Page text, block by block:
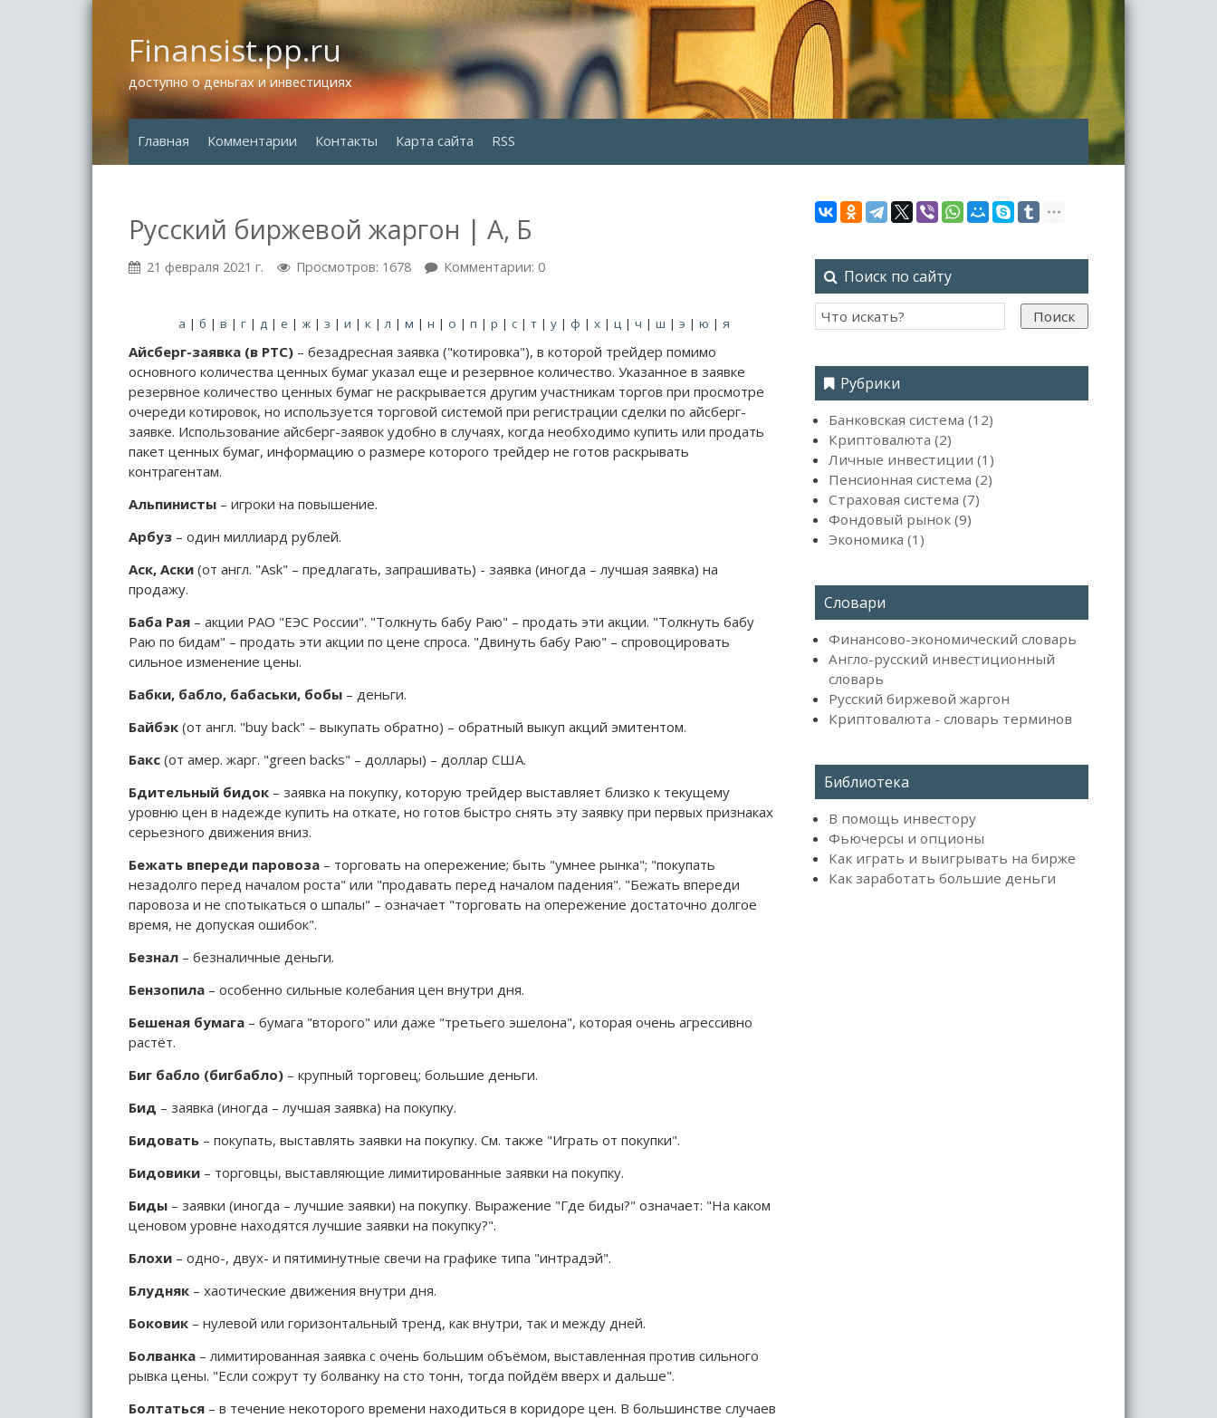
Finansist.pp.ru
доступно о деньгах и инвестициях
Главная Комментарии Контакты Карта сайта RSS
Русский биржевой жаргон | А, Б
21 февраля 2021 г. Просмотров: 1678 Комментарии: 0
а | б | в | г| д| е | ж| з | и | к|л | м | н | о | п | р | с| т| у| ф | х| ц| ч | ш | э | ю | я
Айсберг-заявка (в РТС) – безадресная заявка ("котировка"), в которой трейдер помимо
основного количества ценных бумаг указал еще и резервное количество. Указанное в заявке
резервное количество ценных бумаг не раскрывается другим участникам торгов при просмотре
очереди котировок, но используется торговой системой при регистрации сделки по айсберг-
заявке. Использование айсберг-заявок удобно в случаях, когда необходимо купить или продать
пакет ценных бумаг, информацию о размере которого трейдер не готов раскрывать
контрагентам.
Альпинисты – игроки на повышение.
Арбуз – один миллиард рублей.
Аск, Аски (от англ. "Ask" – предлагать, запрашивать) - заявка (иногда – лучшая заявка) на
продажу.
Баба Рая – акции РАО "ЕЭС России". "Толкнуть бабу Раю" – продать эти акции. "Толкнуть бабу
Раю по бидам" – продать эти акции по цене спроса. "Двинуть бабу Раю" – спровоцировать
сильное изменение цены.
Бабки, бабло, бабаськи, бобы – деньги.
Байбэк (от англ. "buy back" – выкупать обратно) – обратный выкуп акций эмитентом.
Бакс (от амер. жарг. "green backs" – доллары) – доллар США.
Бдительный бидок – заявка на покупку, которую трейдер выставляет близко к текущему
уровню цен в надежде купить на откате, но готов быстро снять эту заявку при первых признаках
серьезного движения вниз.
Бежать впереди паровоза – торговать на опережение; быть "умнее рынка"; "покупать
незадолго перед началом роста" или "продавать перед началом падения". "Бежать впереди
паровоза и не спотыкаться о шпалы" – означает "торговать на опережение достаточно долгое
время, не допуская ошибок".
Безнал – безналичные деньги.
Бензопила – особенно сильные колебания цен внутри дня.
Бешеная бумага – бумага "второго" или даже "третьего эшелона", которая очень агрессивно
растёт.
Биг бабло (бигбабло) – крупный торговец; большие деньги.
Бид – заявка (иногда – лучшая заявка) на покупку.
Бидовать – покупать, выставлять заявки на покупку. См. также "Играть от покупки".
Бидовики – торговцы, выставляющие лимитированные заявки на покупку.
Биды – заявки (иногда – лучшие заявки) на покупку. Выражение "Где биды?" означает: "На каком
ценовом уровне находятся лучшие заявки на покупку?".
Блохи – одно-, двух- и пятиминутные свечи на графике типа "интрадэй".
Блудняк – хаотические движения внутри дня.
Боковик – нулевой или горизонтальный тренд, как внутри, так и между дней.
Болванка – лимитированная заявка с очень большим объёмом, выставленная против сильного
рывка цены. "Если сожрут ту болванку на сто тонн, тогда пойдём вверх и дальше".
Болтаться – в течение некоторого времени находиться в коридоре цен. В большинстве случаев
Поиск по сайту
Поиск
Рубрики
Банковская система (12)
Криптовалюта (2)
Личные инвестиции (1)
Пенсионная система (2)
Страховая система (7)
Фондовый рынок (9)
Экономика (1)
Словари
Финансово-экономический словарь
Англо-русский инвестиционный
словарь
Русский биржевой жаргон
Криптовалюта - словарь терминов
Библиотека
В помощь инвестору
Фьючерсы и опционы
Как играть и выигрывать на бирже
Как заработать большие деньги